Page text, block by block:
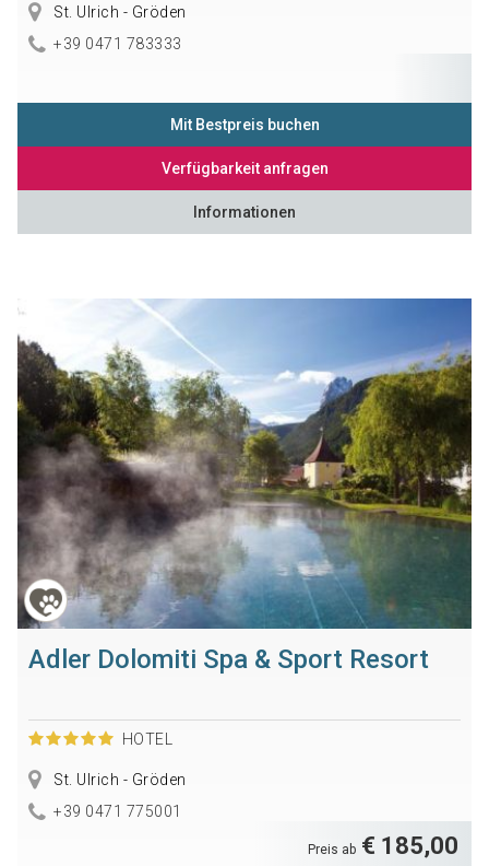
St. Ulrich - Gröden
+39 0471 783333
Mit Bestpreis buchen
Verfügbarkeit anfragen
Informationen
Adler Dolomiti Spa & Sport Resort
HOTEL
St. Ulrich - Gröden
+39 0471 775001
Preis ab € 185,00